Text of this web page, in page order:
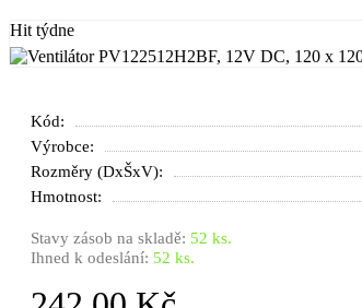
Hit týdne
Kód:
Výrobce:
Rozměry (DxŠxV):
Hmotnost:
Stavy zásob na skladě: 52 ks.
Ihned k odeslání: 52 ks.